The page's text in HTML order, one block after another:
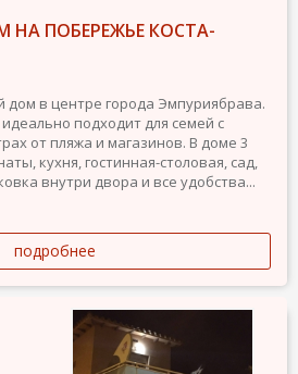
НА ПОБЕРЕЖЬЕ КОСТА-
дом в центре города Эмпуриябрава.
подходит для семей с
от пляжа и магазинов. В доме 3
кухня, гостинная-столовая, сад,
внутри двора и все удобства...
подробнее